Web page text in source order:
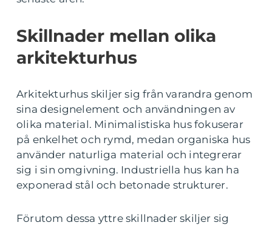
Skillnader mellan olika
arkitekturhus
Arkitekturhus skiljer sig från varandra genom
sina designelement och användningen av
olika material. Minimalistiska hus fokuserar
på enkelhet och rymd, medan organiska hus
använder naturliga material och integrerar
sig i sin omgivning. Industriella hus kan ha
exponerad stål och betonade strukturer.
Förutom dessa yttre skillnader skiljer sig